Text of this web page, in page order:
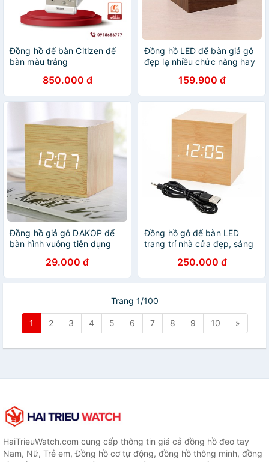
Đồng hồ để bàn Citizen để
bàn màu trắng
850.000 đ
Đồng hồ LED để bàn giả gỗ
đẹp lạ nhiều chức năng hay
159.900 đ
Đồng hồ giả gỗ DAKOP để
bàn hình vuông tiên dụng
29.000 đ
Đồng hồ gỗ để bàn LED
trang trí nhà cửa đẹp, sáng
250.000 đ
Trang 1/100
1 2 3 4 5 6 7 8 9 10 »
HaiTrieuWatch.com cung cấp thông tin giá cả đồng hồ đeo tay
Nam, Nữ, Trẻ em, Đồng hồ cơ tự động, đồng hồ thông minh, đồng